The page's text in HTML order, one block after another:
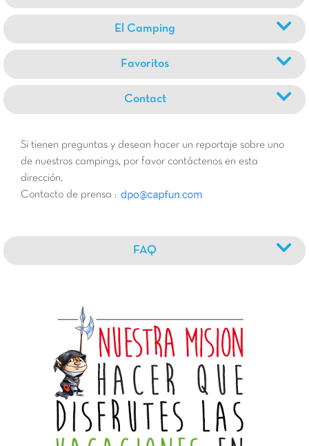
El Camping
Favoritos
Contact
Si tienen preguntas y desean hacer un reportaje sobre uno
de nuestros campings, por favor contáctenos en esta
dirección.
Contacto de prensa :
FAQ